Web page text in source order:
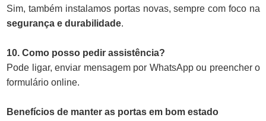
Sim, também instalamos portas novas, sempre com foco na
segurança e durabilidade.
10. Como posso pedir assistência?
Pode ligar, enviar mensagem por WhatsApp ou preencher o
formulário online.
Benefícios de manter as portas em bom estado